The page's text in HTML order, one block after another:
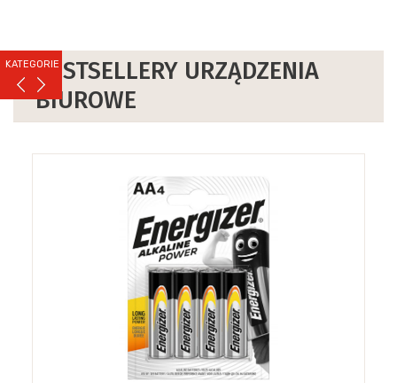
KATEGORIEBESTSELLERY URZĄDZENIA
BIUROWE